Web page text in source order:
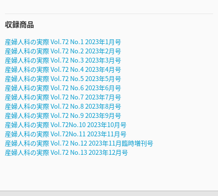
収録商品
産婦人科の実際 Vol.72 No.1 2023年1月号
産婦人科の実際 Vol.72 No.2 2023年2月号
産婦人科の実際 Vol.72 No.3 2023年3月号
産婦人科の実際 Vol.72 No.4 2023年4月号
産婦人科の実際 Vol.72 No.5 2023年5月号
産婦人科の実際 Vol.72 No.6 2023年6月号
産婦人科の実際 Vol.72 No.7 2023年7月号
産婦人科の実際 Vol.72 No.8 2023年8月号
産婦人科の実際 Vol.72 No.9 2023年9月号
産婦人科の実際 Vol.72No.10 2023年10月号
産婦人科の実際 Vol.72No.11 2023年11月号
産婦人科の実際 Vol.72 No.12 2023年11月臨時増刊号
産婦人科の実際 Vol.72 No.13 2023年12月号